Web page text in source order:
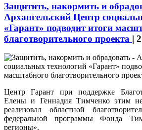
Защитить, накормить и
Архангельский Центр
«Гарант» подводит итоги
благотворительного проекта |
Центр Гарант при поддержке
Елены и Геннадия Тимченко этим
реализовал областной
федеральной программы Фонда
регионы».